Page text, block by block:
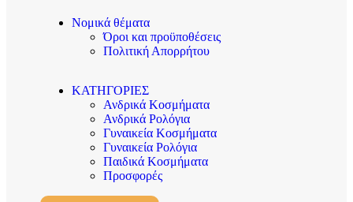
Νομικά θέματα
Όροι και προϋποθέσεις
Πολιτική Απορρήτου
ΚΑΤΗΓΟΡΙΕΣ
Ανδρικά Κοσμήματα
Ανδρικά Ρολόγια
Γυναικεία Κοσμήματα
Γυναικεία Ρολόγια
Παιδικά Κοσμήματα
Προσφορές